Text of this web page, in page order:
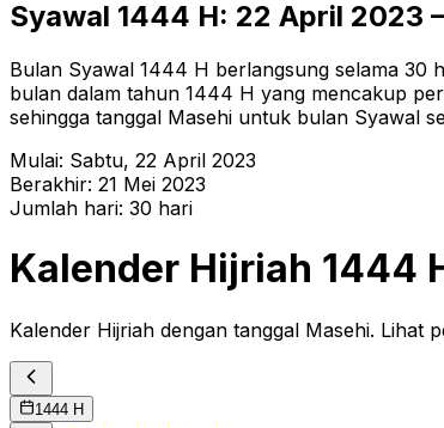
Syawal 1444 H: 22 April 2023 –
Bulan Syawal 1444 H berlangsung selama 30
bulan dalam tahun 1444 H yang mencakup
sehingga tanggal Masehi untuk bulan Syawal
Mulai: Sabtu, 22 April 2023
Berakhir: 21 Mei 2023
Jumlah hari: 30 hari
Kalender Hijriah 1444
Kalender Hijriah dengan tanggal Masehi. Lihat
1444 H